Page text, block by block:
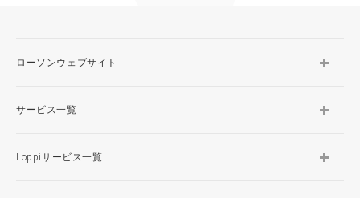
ローソンウェブサイト
サービス一覧
Loppiサービス一覧